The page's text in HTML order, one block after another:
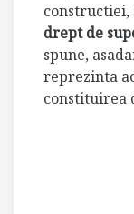
constructiei,
drept de
spune,
reprezinta
constituirea